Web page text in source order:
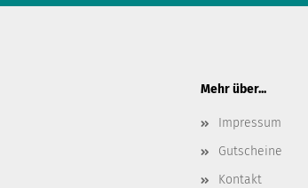
Mehr über...
Impressum
Gutscheine
Kontakt